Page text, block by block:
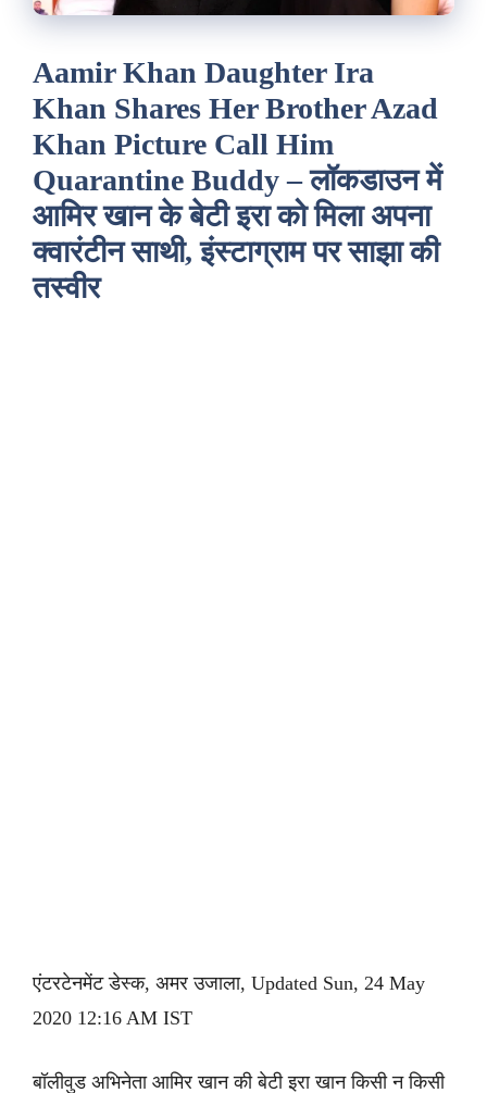
Aamir Khan Daughter Ira
Khan Shares Her Brother Azad
Khan Picture Call Him
Quarantine Buddy – लॉकडाउन में
आमिर खान के बेटी इरा को मिला अपना
क्वारंटीन साथी, इंस्टाग्राम पर साझा की
तस्वीर
एंटरटेनमेंट डेस्क, अमर उजाला, Updated Sun, 24 May
2020 12:16 AM IST
बॉलीवुड अभिनेता आमिर खान की बेटी इरा खान किसी न किसी